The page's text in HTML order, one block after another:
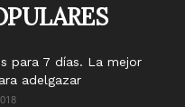
para 7 días. La mejor
adelgazar